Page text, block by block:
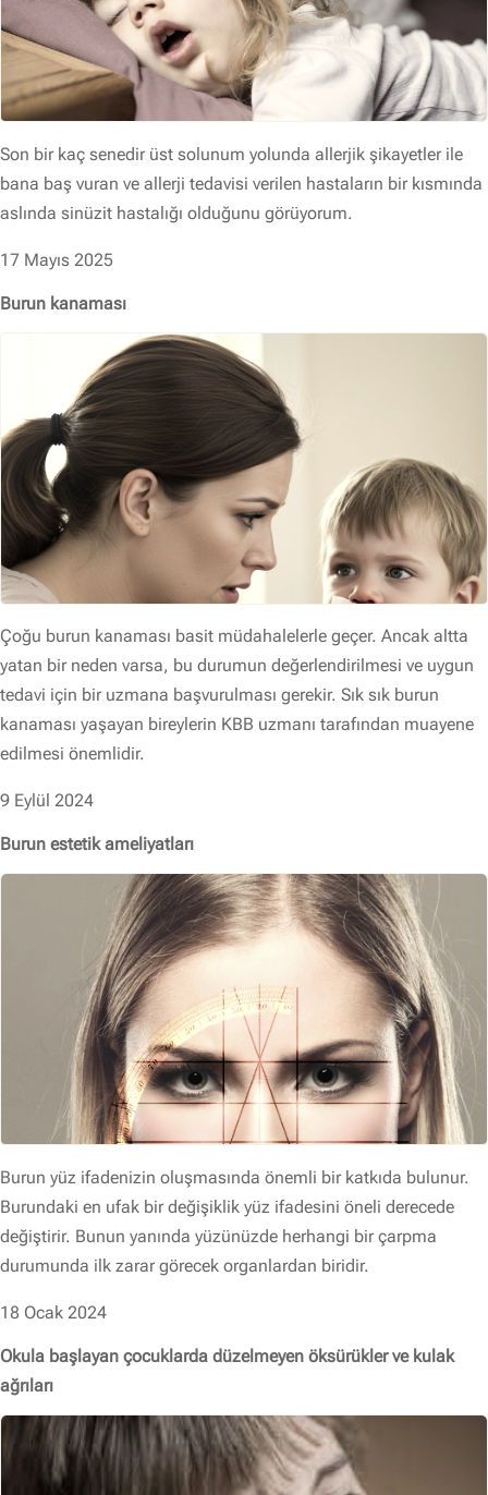
Son bir kaç senedir üst solunum yolunda allerjik şikayetler ile
bana baş vuran ve allerji tedavisi verilen hastaların bir kısmında
aslında sinüzit hastalığı olduğunu görüyorum.
17 Mayıs 2025
Burun kanaması
Çoğu burun kanaması basit müdahalelerle geçer. Ancak altta
yatan bir neden varsa, bu durumun değerlendirilmesi ve uygun
tedavi için bir uzmana başvurulması gerekir. Sık sık burun
kanaması yaşayan bireylerin KBB uzmanı tarafından muayene
edilmesi önemlidir.
9 Eylül 2024
Burun estetik ameliyatları
Burun yüz ifadenizin oluşmasında önemli bir katkıda bulunur.
Burundaki en ufak bir değişiklik yüz ifadesini öneli derecede
değiştirir. Bunun yanında yüzünüzde herhangi bir çarpma
durumunda ilk zarar görecek organlardan biridir.
18 Ocak 2024
Okula başlayan çocuklarda düzelmeyen öksürükler ve kulak
ağrıları